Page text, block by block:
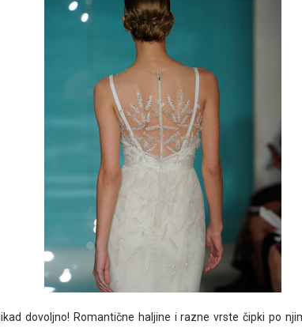
dovoljno! Romantične haljine i razne vrste čipki po